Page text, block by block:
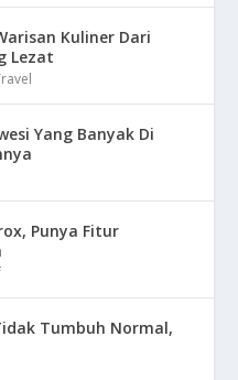
Kuliner Dari
Lezat
Yang Banyak Di
Punya Fitur
Tumbuh Normal,